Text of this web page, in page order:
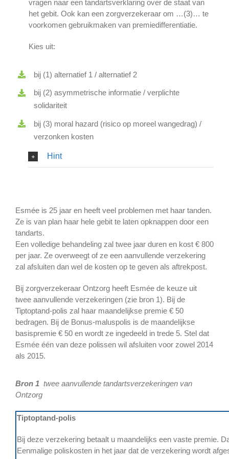
vragen naar een tandartsverklaring over de staat van
het gebit. Ook kan een zorgverzekeraar om …(3)… te
voorkomen gebruikmaken van premiedifferentiatie.
Kies uit:
bij (1) alternatief 1 / alternatief 2
bij (2) asymmetrische informatie / verplichte
solidariteit
bij (3) moral hazard (risico op moreel wangedrag) /
verzonken kosten
Hint
Esmée is 25 jaar en heeft veel problemen met haar tanden.
Ze is van plan haar hele gebit te laten opknappen door een
tandarts.
Een volledige behandeling zal twee jaar duren en kost € 800
per jaar. Ze overweegt of ze een aanvullende verzekering
zal afsluiten dan wel de kosten op te geven als aftrekpost.
Bij zorgverzekeraar Ontzorg heeft Esmée de keuze uit
twee aanvullende verzekeringen (zie bron 1). Bij de
Tiptoptand-polis zal haar maandelijkse premie € 50
bedragen. Bij de Bonus-maluspolis is de maandelijkse
basispremie € 50 en wordt ze ingedeeld in trede 5. Stel dat
Esmée één van deze polissen wil afsluiten voor zowel 2014
als 2015.
Bron 1 twee aanvullende tandartsverzekeringen van
Ontzorg
Tiptoptand-polis
Bij deze verzekering betaalt u maandelijks een vaste premie.
Eenmalige poliskosten in het jaar dat de verzekering wordt